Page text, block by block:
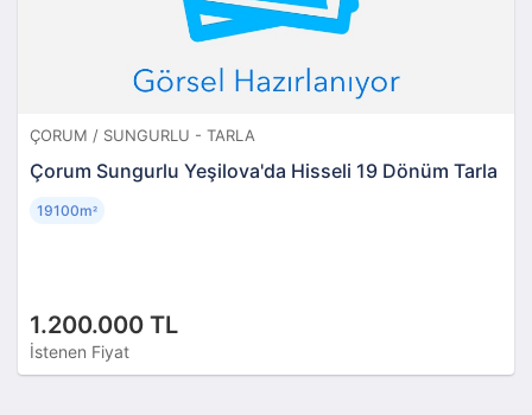
ÇORUM / SUNGURLU - TARLA
Çorum Sungurlu Yeşilova'da Hisseli 19 Dönüm Tarla
1.200.000 TL
İstenen Fiyat
19100m²